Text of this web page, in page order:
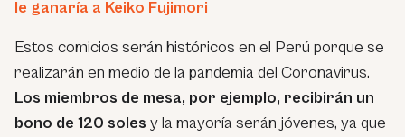
le ganaría a Keiko Fujimori
Estos comicios serán históricos en el Perú porque se
realizarán en medio de la pandemia del Coronavirus.
Los miembros de mesa, por ejemplo, recibirán un
bono de 120 soles y la mayoría serán jóvenes, ya que